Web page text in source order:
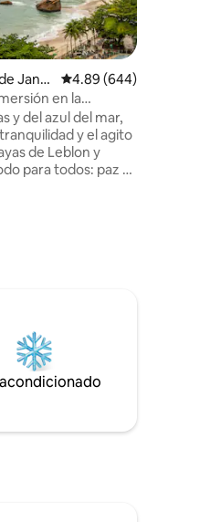
reseñas
Janei
Calificación promedio:
4.89 (644)
en la
y del azul del mar,
y el agito
de Leblon y
para todos: paz y
y
y los guías